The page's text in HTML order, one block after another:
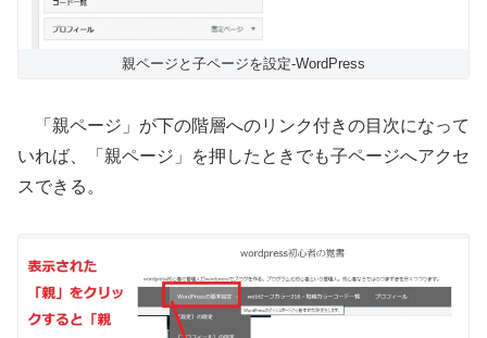
親ページと子ページを設定-WordPress
「親ページ」が下の階層へのリンク付きの目次になって
いれば、「親ページ」を押したときでも子ページへアクセ
スできる。